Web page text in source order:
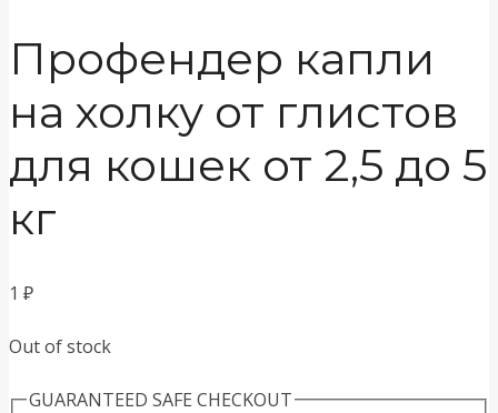
Профендер капли
на холку от глистов
для кошек от 2,5 до 5
кг
1 ₽
Out of stock
GUARANTEED SAFE CHECKOUT